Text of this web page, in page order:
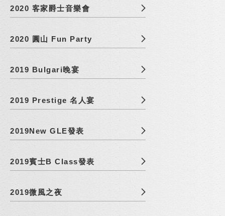
2020 客家爵士音樂會
2020 圓山 Fun Party
2019 Bulgari晚宴
2019 Prestige 名人宴
2019New GLE發表
2019賓士B Class發表
2019微風之夜